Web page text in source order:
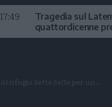
17:49
Tragedia sul
quattordicenne
muore
Al rifugio Sette Selle per un...